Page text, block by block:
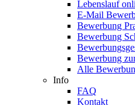
Lebenslauf
E-Mail
Bewerbung
Bewerbung
Bewerbung
Alle
Info
FAQ
Kontakt